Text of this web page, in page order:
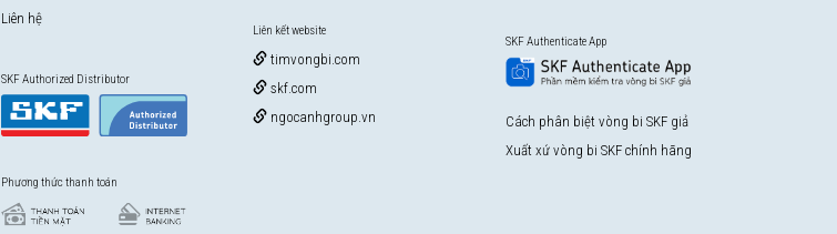
Liên hệ
SKF Authorized Distributor
Phương thức thanh toán
Liên kết website
timvongbi.com
skf.com
ngocanhgroup.vn
SKF Authenticate App
Cách phân biệt vòng bi SKF giả
Xuất xứ vòng bi SKF chính hãng